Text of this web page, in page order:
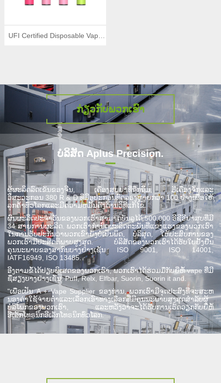
UFI Certified Disposable Vape
ກ່ຽວ​ກັບ​ພວກ​ເຮົາ
ບໍລິສັດ Aplus Precision.
ຜູ້ຜະລິດລົດເຂັນຂອງຈີນ, ເຄື່ອງສູບຢາທີ່ຖືກຖິ້ມ, ມີເຄື່ອງຈັກແລະ
ວິສະວະກອນ 380 R & D ທີ່ມີອຸປະກອນທົດລອງຫຼາຍກວ່າ 100 ຢ່າງເພື່ອໃຫ້
ລູກຄ້າທົ່ວໂລກແລະມີຄວາມຫມັ້ນຄົງດ້ານວິທີແກ້ໄຂ.
ຜົນຜະລິດປະຈໍາວັນຂອງພວກເຮົາສາມາດບັນລຸໄດ້ 500,000 ອີຊີອີຢາສູບທີ່ມີ
34 ສາຍການຜະລິດ. ພວກເຮົາກໍານົດຜະລິດຕະພັນທີ່ແຂງແຮງຂອງພວກເຮົາ
ໃນການຮັບປະກັນວ່າພວກເຂົາຍັງບໍ່ເປັນພິດ, ບໍລິສຸດ, ໃຫ້ປະສົບການຂອງ
ພວກເຮົາມີປະສິດຕິພາບສູງສຸດ. ບໍລິສັດຂອງພວກເຮົາໄດ້ຮັບໃບຢັ້ງຢືນ
ຄຸນນະພາບຂອງສາກົນບາງຢ່າງເຊັ່ນ ISO 9001, ISO 14001,
IATF16949, ISO 13485.
ອີງຕາມຂໍ້ໄດ້ປຽບພິເສດຂອງພວກເຮົາ, ພວກເຮົາໄດ້ຮ່ວມມືກັບຍີ່ຫໍ້ vape ທີ່ມີ
ຊື່ສຽງບາງຢ່າງເຊັ່ນ: Puff, Relx, Elfbar, Suorin, Suorin it and.
"ເພື່ອເປັນ A + Vape Supplier ຂອງທ່ານ, ພວກເຮົາມີຈຸດປະສົງທີ່ຈະສະຫ
ນອງຄ່າໃຊ້ຈ່າຍຕ່ໍາແລະເລືອກເອົາທາງເລືອກທີ່ມີຄຸນນະພາບສູງສຸດສໍາລັບຜູ້
ບໍລິໂພກຂອງພວກເຮົາ, ແລະຫວັງວ່າຈະໄດ້ຮັບການເຮັດວຽກກັບຍີ່ຫໍ້
ອີເລັກໂທຣນິກອີເລັກໂທຣນິກທົ່ວໂລກ.